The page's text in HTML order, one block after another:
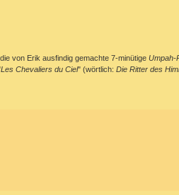
von Erik ausfindig gemachte 7-minütige Umpah-
Les Chevaliers du Ciel" (wörtlich: Die Ritter des